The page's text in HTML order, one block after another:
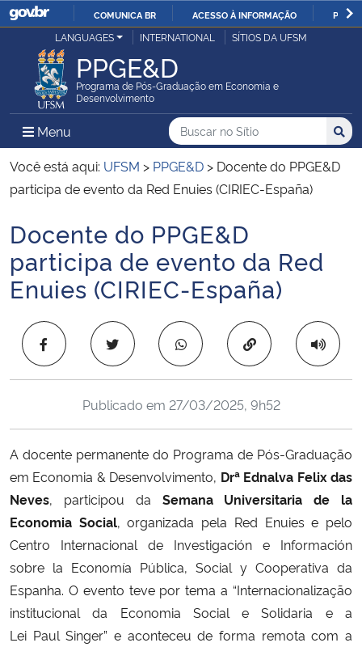
IR
O
COMUNICA BR ACESSO À INFORMAÇÃO
Ministério da Justiça e Segurança Pública
Ministério da Defesa
Ministério das Relações Exteriores
Ministério da Infraestrutura
Ministério da Agricultura, Pecuária e Abastecimento
Ministério da Educação
Ministério de Minas e Energia
Ministério da Ciência, Tecnologia, Inovações e Comunicações
Ministério do Meio Ambiente
Ministério do Turismo
Ministério do Desenvolvimento Regional
LANGUAGES INTERNATIONAL SÍTIOS DA UFSM
PPGE&D
Programa de Pós-Graduação em Economia e
Desenvolvimento
Menu Menu Principal do Sítio
Busca
Buscar no no Sítio
Busca:
Você está aqui: UFSM > PPGE&D > Docente do PPGE&D
participa de evento da Red Enuies (CIRIEC-España)
Início do conteúdo
Docente do PPGE&D
participa de evento da Red
Enuies (CIRIEC-España)
Copiar para área
Publicado em 27/03/2025, 9h52
A docente permanente do Programa de Pós-Graduação
em Economia & Desenvolvimento, Drª Ednalva Felix das
Neves, participou da Semana Universitaria de la
Economia Social, organizada pela Red Enuies e pelo
Centro Internacional de Investigación e Información
sobre la Economía Pública, Social y Cooperativa da
Espanha. O evento teve por tema a “Internacionalização
institucional da Economia Social e Solidaria e a
Lei Paul Singer” e aconteceu de forma remota com a